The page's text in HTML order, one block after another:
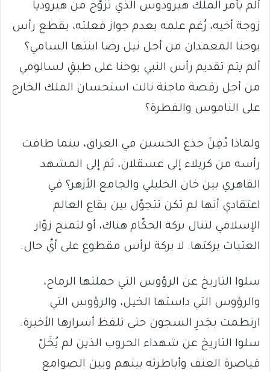
ألم يأمر الملك هيرودوس الذي تزوَّج من هيروديا
زوجة أخيه، رُغم علمه بعدم جواز فعلته، بقطع رأس
يوحنا المعمدان من أجل نيل رضا ابنتها السامي؟
ألم يتم تقديم رأس النبي يوحنا على طبقٍ لسالومي
من أجل رقصة ماجنة نالت استحسان الملك الخارج
على الناموس والفطرة؟
ولماذا دُفِنَ جذع الحسين في العراق، بينما طافت
رأسه من كربلاء إلى عسقلان، ثم إلى المشهد
القاهري بين خان الخليلي والجامع الأزهر؟ في
اعتقادي أنها لم تكن تتجوّل بين بقاع العالم
الإسلامي لتنال بركة الحكّام هناك، أو لتمنح زوّار
العتبات بركتها. لا بركة لرأس مقطوع على أيِّ حال.
سلوا التاريخ عن الرؤوس التي حملتها الرماح،
والرؤوس التي داستها الخيل، والرؤوس التي
ارتطمت بجَدرِ السجون حتى تلفظ أسرارها الأخيرة.
سلوا التاريخ عن شهداء الحروب الذين لم يُخَلّ
قياصرة العنف وأباطرته بينهم وبين الصوامع